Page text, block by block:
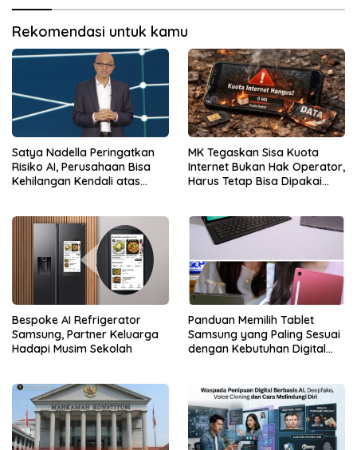
Rekomendasi untuk kamu
Satya Nadella Peringatkan
Risiko AI, Perusahaan Bisa
Kehilangan Kendali atas
MK Tegaskan Sisa Kuota
Internet Bukan Hak Operator,
Harus Tetap Bisa Dipakai
Bespoke AI Refrigerator
Samsung, Partner Keluarga
Hadapi Musim Sekolah
Panduan Memilih Tablet
Samsung yang Paling Sesuai
dengan Kebutuhan Digital